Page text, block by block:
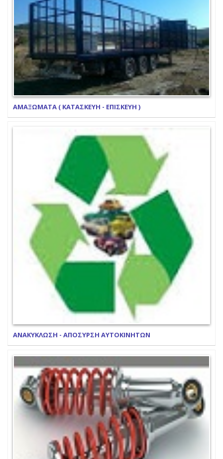
ΑΜΑΞΩΜΑΤΑ ( ΚΑΤΑΣΚΕΥΗ - ΕΠΙΣΚΕΥΗ )
ΑΝΑΚΥΚΛΩΣΗ - ΑΠΟΣΥΡΣΗ ΑΥΤΟΚΙΝΗΤΩΝ